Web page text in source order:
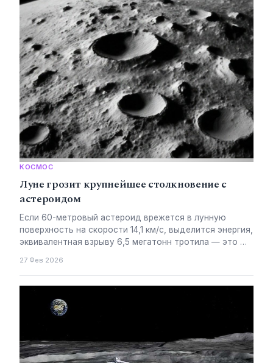
КОСМОС
Луне грозит крупнейшее столкновение с
астероидом
Если 60-метровый астероид врежется в лунную
поверхность на скорости 14,1 км/с, выделится энергия,
эквивалентная взрыву 6,5 мегатонн тротила — это …
27 Фев 2026